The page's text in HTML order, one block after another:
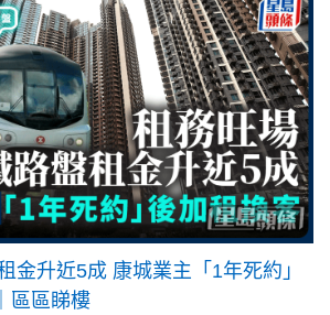
金升近5成 康城業主「1年死約」
區區睇樓